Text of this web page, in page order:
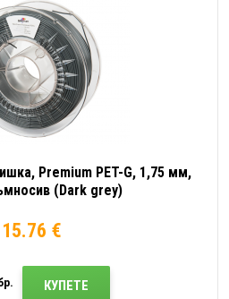
Premium PET-G, 1,75 мм,
(Dark grey)
15.76 €
КУПЕТЕ